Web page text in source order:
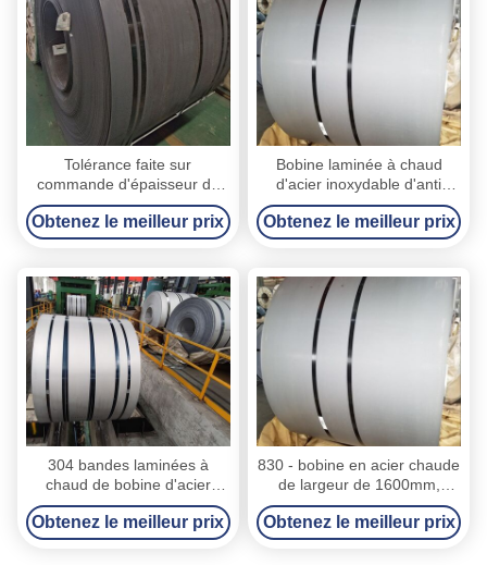
Tolérance faite sur
commande d'épaisseur de
bobine laminée à chaud de
haute résistance de l'acier
inoxydable 201
Obtenez le meilleur prix
Bobine laminée à chaud
d'acier inoxydable d'anti
corrosion pour des articles
d'automobile/ménage
Obtenez le meilleur prix
304 bandes laminées à
chaud de bobine d'acier
inoxydable pour le moulin
d'industrie/ont fendu le bord
Obtenez le meilleur prix
830 - bobine en acier chaude
de largeur de 1600mm,
bobine intérieure de feuille
d'acier inoxydable de
diamètre de 762mm
Obtenez le meilleur prix